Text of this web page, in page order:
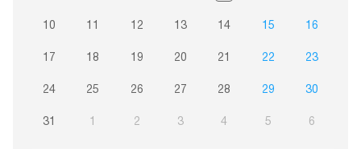
10 11 12 13 14 15 16
17 18 19 20 21 22 23
24 25 26 27 28 29 30
31 1 2 3 4 5 6